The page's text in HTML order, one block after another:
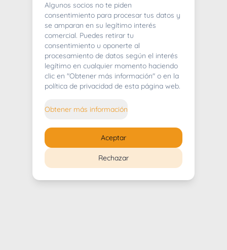
404
Whoops! Lo sentimos mucho.
Algunos socios no te piden
consentimiento para procesar tus datos y
se amparan en su legítimo interés
comercial. Puedes retirar tu
consentimiento u oponerte al
procesamiento de datos según el interés
legítimo en cualquier momento haciendo
clic en "Obtener más información" o en la
política de privacidad de esta página web.
Obtener más información
Rechazar
Aceptar